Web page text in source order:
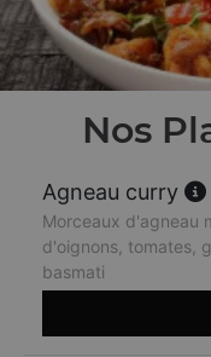
Nos
Agneau curry
Morceaux d'agneau
d'oignons, tomates,
basmati